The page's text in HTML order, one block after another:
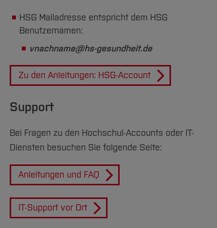
HSG Mailadresse entspricht dem HSG
Benutzernamen:
vnachname@hs-gesundheit.de
Zu den Anleitungen: HSG-Account
Support
Bei Fragen zu den Hochschul-Accounts oder IT-
Diensten besuchen Sie folgende Seite:
Anleitungen und FAQ
IT-Support vor Ort